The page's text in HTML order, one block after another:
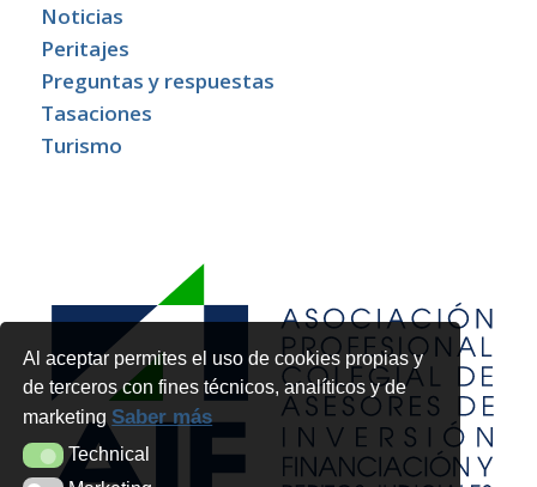
Al aceptar permites el uso de cookies propias y
de terceros con fines técnicos, analíticos y de
marketingSaber más
TechnicalTechnical
Noticias
Peritajes
Preguntas y respuestas
Tasaciones
Turismo